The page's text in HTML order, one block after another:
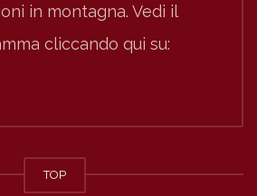
in montagna. Vedi il
cliccando qui su:
TOP